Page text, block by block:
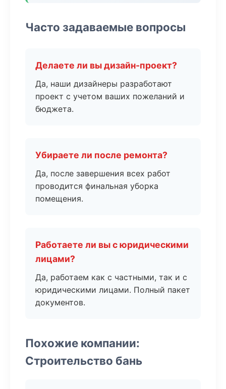
Часто задаваемые вопросы
Делаете ли вы дизайн-проект?
Да, наши дизайнеры разработают
проект с учетом ваших пожеланий и
бюджета.
Убираете ли после ремонта?
Да, после завершения всех работ
проводится финальная уборка
помещения.
Работаете ли вы с юридическими
лицами?
Да, работаем как с частными, так и с
юридическими лицами. Полный пакет
документов.
Похожие компании:
Строительство бань